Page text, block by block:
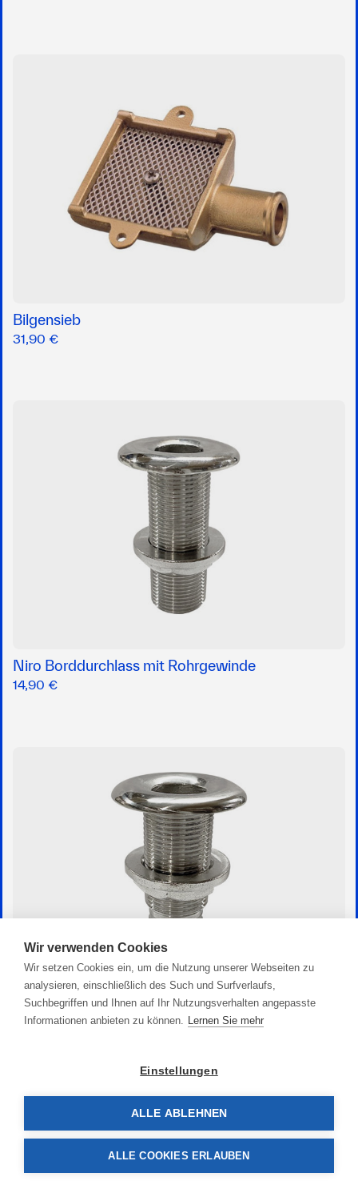
Bilgensieb
31,90 €
Niro Borddurchlass mit Rohrgewinde
14,90 €
Niro Borddurchlass mit Schlauchanschluss
Wir verwenden Cookies
Wir setzen Cookies ein, um die Nutzung unserer Webseiten zu
analysieren, einschließlich des Such und Surfverlaufs,
Suchbegriffen und Ihnen auf Ihr Nutzungsverhalten angepasste
Informationen anbieten zu können. Lernen Sie mehr
Einstellungen
ALLE ABLEHNEN
ALLE COOKIES ERLAUBEN